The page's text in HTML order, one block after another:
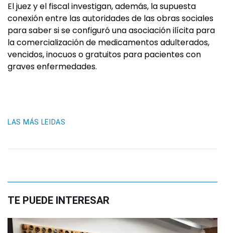
El juez y el fiscal investigan, además, la supuesta
conexión entre las autoridades de las obras sociales
para saber si se configuró una asociación ilícita para
la comercialización de medicamentos adulterados,
vencidos, inocuos o gratuitos para pacientes con
graves enfermedades.
LAS MÁS LEIDAS
TE PUEDE INTERESAR